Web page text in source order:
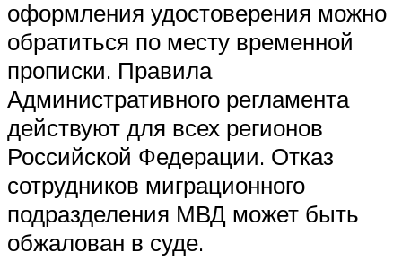
оформления удостоверения можно
обратиться по месту временной
прописки. Правила
Административного регламента
действуют для всех регионов
Российской Федерации. Отказ
сотрудников миграционного
подразделения МВД может быть
обжалован в суде.